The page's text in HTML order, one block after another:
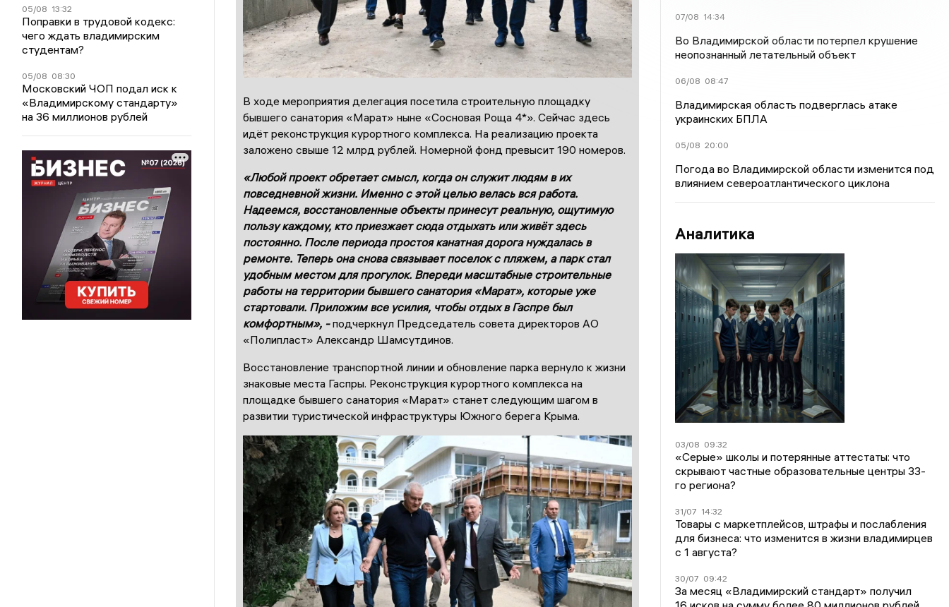
05/08 13:32
Поправки в трудовой кодекс:
чего ждать владимирским
студентам?
05/08 08:30
Московский ЧОП подал иск к
«Владимирскому стандарту»
на 36 миллионов рублей
В ходе мероприятия делегация посетила строительную площадку
бывшего санатория «Марат» ныне «Сосновая Роща 4*». Сейчас здесь
идёт реконструкция курортного комплекса. На реализацию проекта
заложено свыше 12 млрд рублей. Номерной фонд превысит 190 номеров.
«Любой проект обретает смысл, когда он служит людям в их
повседневной жизни. Именно с этой целью велась вся работа.
Надеемся, восстановленные объекты принесут реальную, ощутимую
пользу каждому, кто приезжает сюда отдыхать или живёт здесь
постоянно. После периода простоя канатная дорога нуждалась в
ремонте. Теперь она снова связывает поселок с пляжем, а парк стал
удобным местом для прогулок. Впереди масштабные строительные
работы на территории бывшего санатория «Марат», которые уже
стартовали. Приложим все усилия, чтобы отдых в Гаспре был
комфортным», -подчеркнул Председатель совета директоров АО
«Полипласт» Александр Шамсутдинов.
Восстановление транспортной линии и обновление парка вернуло к жизни
знаковые места Гаспры. Реконструкция курортного комплекса на
площадке бывшего санатория «Марат» станет следующим шагом в
развитии туристической инфраструктуры Южного берега Крыма.
07/08 14:34
Во Владимирской области потерпел крушение
неопознанный летательный объект
06/08 08:47
Владимирская область подверглась атаке
украинских БПЛА
05/08 20:00
Погода во Владимирской области изменится под
влиянием североатлантического циклона
Аналитика
03/08 09:32
«Серые» школы и потерянные аттестаты: что
скрывают частные образовательные центры 33-
го региона?
31/07 14:32
Товары с маркетплейсов, штрафы и послабления
для бизнеса: что изменится в жизни владимирцев
с 1 августа?
30/07 09:42
За месяц «Владимирский стандарт» получил